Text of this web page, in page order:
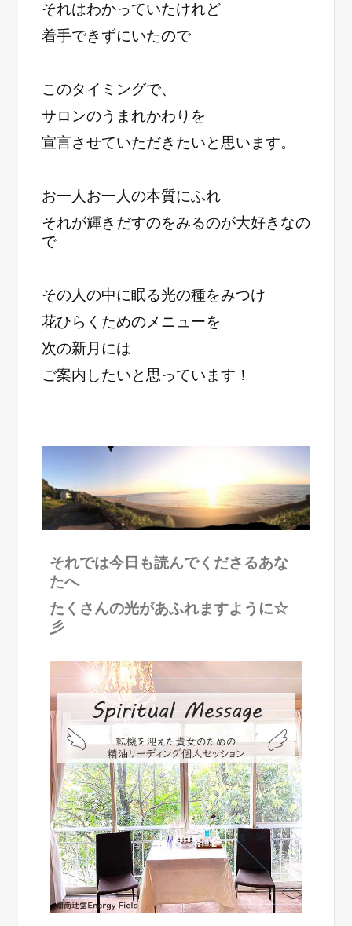
それはわかっていたけれど
着手できずにいたので
このタイミングで、
サロンのうまれかわりを
宣言させていただきたいと思います。
お一人お一人の本質にふれ
それが輝きだすのをみるのが大好きなの
で
その人の中に眠る光の種をみつけ
花ひらくためのメニューを
次の新月には
ご案内したいと思っています！
それでは今日も読んでくださるあな
たへ
たくさんの光があふれますように☆
彡